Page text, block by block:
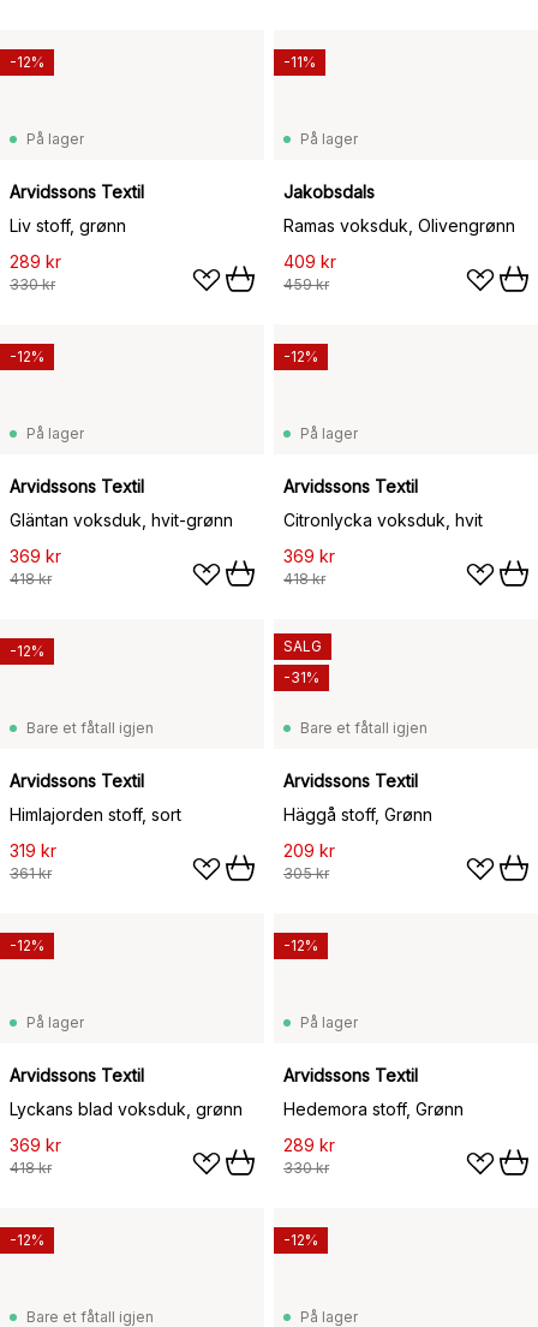
På lager
Arvidssons Textil
Liv stoff, grønn
289 kr
330 kr
-12%
På lager
Jakobsdals
Ramas voksduk, Olivengrønn
409 kr
459 kr
-11%
På lager
Arvidssons Textil
Gläntan voksduk, hvit-grønn
369 kr
418 kr
-12%
På lager
Arvidssons Textil
Citronlycka voksduk, hvit
369 kr
418 kr
-12%
Bare et fåtall igjen
Arvidssons Textil
Himlajorden stoff, sort
319 kr
361 kr
-12%
Bare et fåtall igjen
Arvidssons Textil
Häggå stoff, Grønn
209 kr
305 kr
SALG
-31%
På lager
Arvidssons Textil
Lyckans blad voksduk, grønn
369 kr
418 kr
-12%
På lager
Arvidssons Textil
Hedemora stoff, Grønn
289 kr
330 kr
-12%
Bare et fåtall igjen
-12%
På lager
-12%